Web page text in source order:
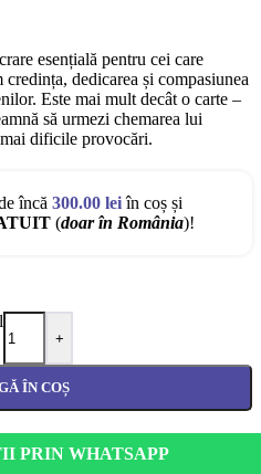
esențială pentru cei care
dedicarea și compasiunea
Este mai mult decât o carte –
să urmezi chemarea lui
dificile provocări.
încă 300.00 leiîn coș și
(doar în România)!
+
ÎN COȘ
PRIN WHATSAPP